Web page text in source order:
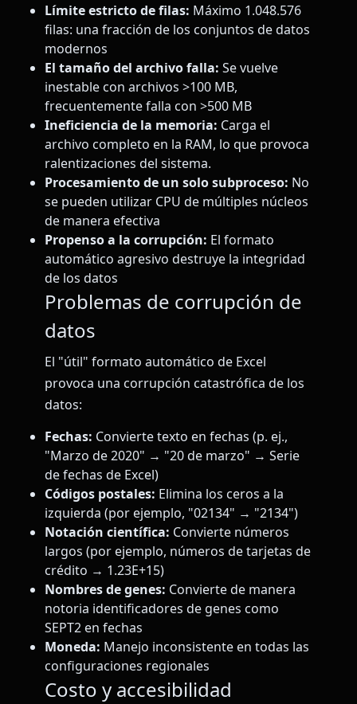
Límite estricto de filas: Máximo 1.048.576
filas: una fracción de los conjuntos de datos
modernos
El tamaño del archivo falla: Se vuelve
inestable con archivos >100 MB,
frecuentemente falla con >500 MB
Ineficiencia de la memoria: Carga el
archivo completo en la RAM, lo que provoca
ralentizaciones del sistema.
Procesamiento de un solo subproceso: No
se pueden utilizar CPU de múltiples núcleos
de manera efectiva
Propenso a la corrupción: El formato
automático agresivo destruye la integridad
de los datos
Problemas de corrupción de
datos
El "útil" formato automático de Excel
provoca una corrupción catastrófica de los
datos:
Fechas: Convierte texto en fechas (p. ej.,
"Marzo de 2020" → "20 de marzo" → Serie
de fechas de Excel)
Códigos postales: Elimina los ceros a la
izquierda (por ejemplo, "02134" → "2134")
Notación científica: Convierte números
largos (por ejemplo, números de tarjetas de
crédito → 1.23E+15)
Nombres de genes: Convierte de manera
notoria identificadores de genes como
SEPT2 en fechas
Moneda: Manejo inconsistente en todas las
configuraciones regionales
Costo y accesibilidad